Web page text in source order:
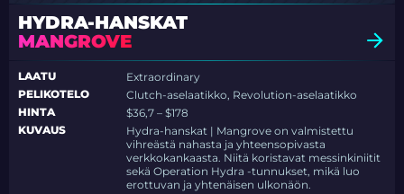
HYDRA-HANSKAT
MANGROVE
LAATU
Extraordinary
PELIKOTELO
Clutch-aselaatikko, Revolution-aselaatikko
HINTA
$36,7 – $178
KUVAUS
Hydra-hanskat | Mangrove on valmistettu
vihreästä nahasta ja yhteensopivasta
verkkokankaasta. Niitä koristavat messinkiniitit
sekä Operation Hydra -tunnukset, mikä luo
erottuvan ja yhtenäisen ulkonäön.